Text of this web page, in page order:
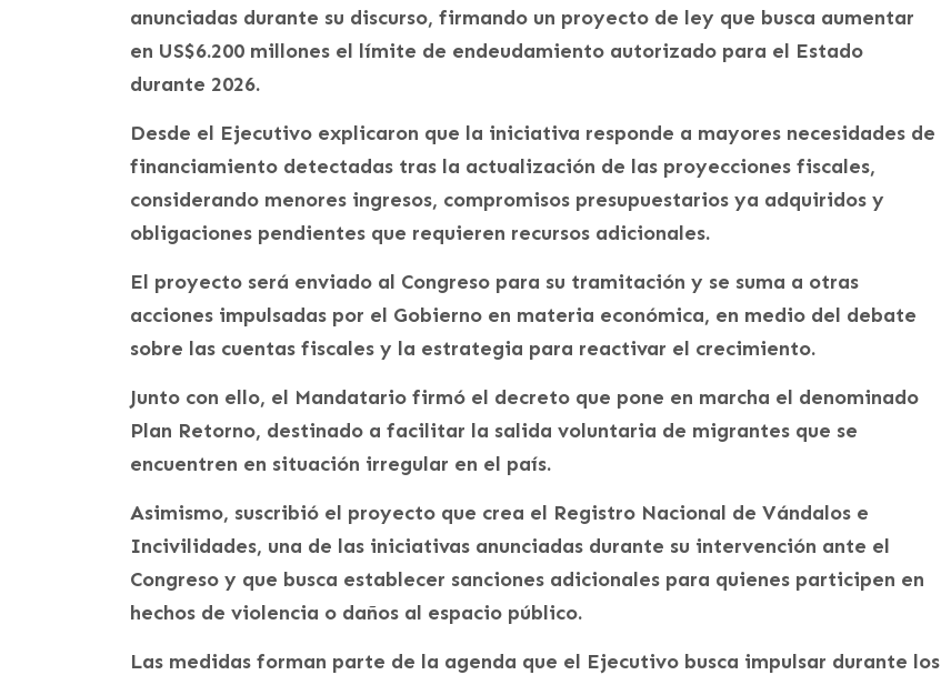
anunciadas durante su discurso, firmando un proyecto de ley que busca aumentar
en US$6.200 millones el límite de endeudamiento autorizado para el Estado
durante 2026.
Desde el Ejecutivo explicaron que la iniciativa responde a mayores necesidades de
financiamiento detectadas tras la actualización de las proyecciones fiscales,
considerando menores ingresos, compromisos presupuestarios ya adquiridos y
obligaciones pendientes que requieren recursos adicionales.
El proyecto será enviado al Congreso para su tramitación y se suma a otras
acciones impulsadas por el Gobierno en materia económica, en medio del debate
sobre las cuentas fiscales y la estrategia para reactivar el crecimiento.
Junto con ello, el Mandatario firmó el decreto que pone en marcha el denominado
Plan Retorno, destinado a facilitar la salida voluntaria de migrantes que se
encuentren en situación irregular en el país.
Asimismo, suscribió el proyecto que crea el Registro Nacional de Vándalos e
Incivilidades, una de las iniciativas anunciadas durante su intervención ante el
Congreso y que busca establecer sanciones adicionales para quienes participen en
hechos de violencia o daños al espacio público.
Las medidas forman parte de la agenda que el Ejecutivo busca impulsar durante los